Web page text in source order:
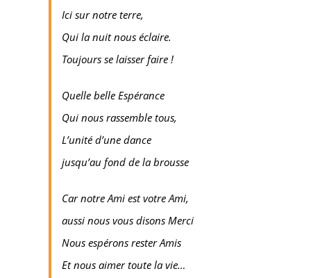
Ici sur notre terre,
Qui la nuit nous éclaire.
Toujours se laisser faire !
Quelle belle Espérance
Qui nous rassemble tous,
L’unité d’une dance
jusqu’au fond de la brousse
Car notre Ami est votre Ami,
aussi nous vous disons Merci
Nous espérons rester Amis
Et nous aimer toute la vie…